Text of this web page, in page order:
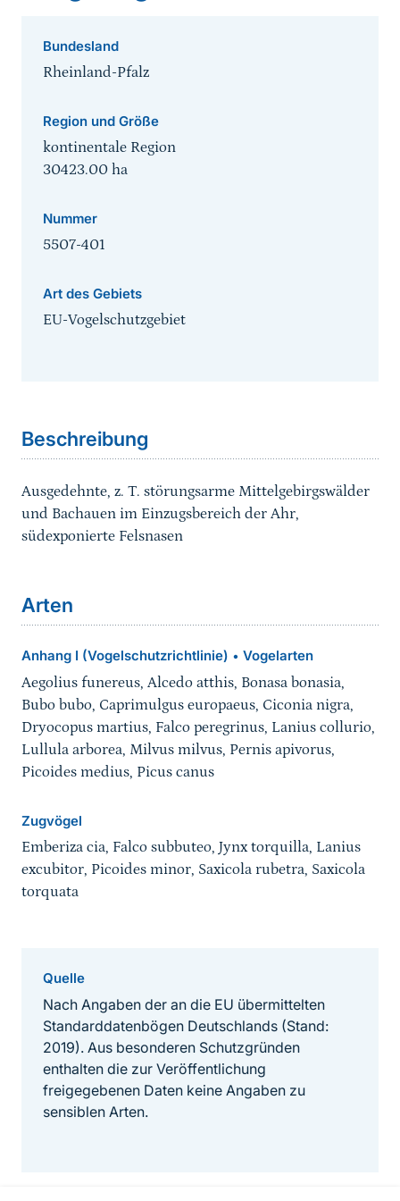
Bundesland
Rheinland-Pfalz
Region und Größe
kontinentale Region
30423.00 ha
Nummer
5507-401
Art des Gebiets
EU-Vogelschutzgebiet
Beschreibung
Ausgedehnte, z. T. störungsarme Mittelgebirgswälder
und Bachauen im Einzugsbereich der Ahr,
südexponierte Felsnasen
Arten
Anhang I (Vogelschutzrichtlinie) • Vogelarten
Aegolius funereus, Alcedo atthis, Bonasa bonasia,
Bubo bubo, Caprimulgus europaeus, Ciconia nigra,
Dryocopus martius, Falco peregrinus, Lanius collurio,
Lullula arborea, Milvus milvus, Pernis apivorus,
Picoides medius, Picus canus
Zugvögel
Emberiza cia, Falco subbuteo, Jynx torquilla, Lanius
excubitor, Picoides minor, Saxicola rubetra, Saxicola
torquata
Quelle
Nach Angaben der an die EU übermittelten
Standarddatenbögen Deutschlands (Stand:
2019). Aus besonderen Schutzgründen
enthalten die zur Veröffentlichung
freigegebenen Daten keine Angaben zu
sensiblen Arten.